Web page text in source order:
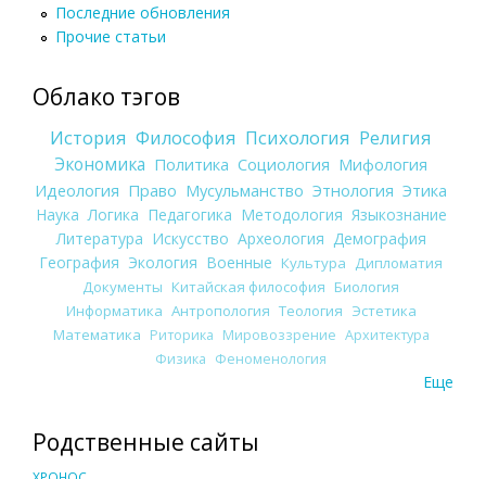
Последние обновления
Прочие статьи
Облако тэгов
История Философия Психология Религия
Экономика Политика Социология Мифология
Идеология Право Мусульманство Этнология Этика
Наука Логика Педагогика Методология Языкознание
Литература Искусство Археология Демография
География Экология Военные Культура
Дипломатия
Документы Китайская философия Биология
Информатика Антропология Теология Эстетика
Математика Риторика Мировоззрение Архитектура
Физика Феноменология
Еще
Родственные сайты